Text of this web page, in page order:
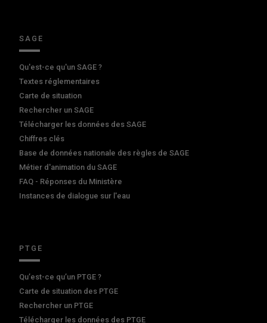
SAGE
Qu'est-ce qu'un SAGE ?
Textes réglementaires
Carte de situation
Rechercher un SAGE
Télécharger les données des SAGE
Chiffres clés
Base de données nationale des règles de SAGE
Métier d'animation du SAGE
FAQ - Réponses du Ministère
Instances de dialogue sur l'eau
PTGE
Qu’est-ce qu’un PTGE ?
Carte de situation des PTGE
Rechercher un PTGE
Télécharger les données des PTGE